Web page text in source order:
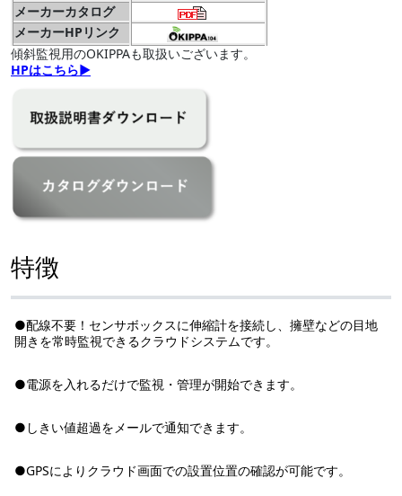
メーカーカタログ
メーカーHPリンク
傾斜監視用のOKIPPAも取扱いございます。
HPはこちら▶
特徴
●配線不要！センサボックスに伸縮計を接続し、擁壁などの目地
開きを常時監視できるクラウドシステムです。
●電源を入れるだけで監視・管理が開始できます。
●しきい値超過をメールで通知できます。
●GPSによりクラウド画面での設置位置の確認が可能です。